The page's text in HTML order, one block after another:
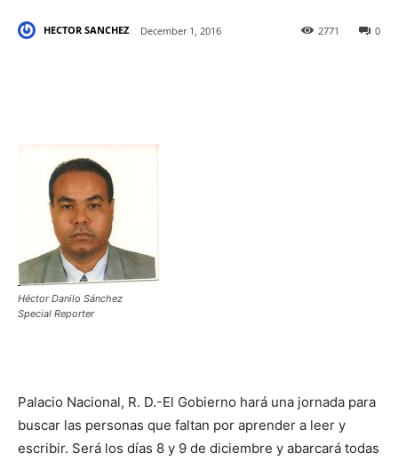
HECTOR SANCHEZ December 1, 2016 0
2771
Héctor Danilo Sánchez
Special Reporter
Palacio Nacional, R. D.-El Gobierno hará una jornada para
buscar las personas que faltan por aprender a leer y
escribir. Será los días 8 y 9 de diciembre y abarcará todas